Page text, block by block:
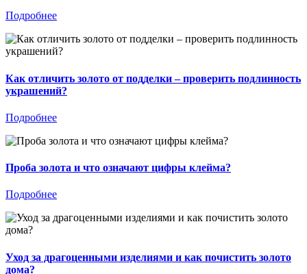
Подробнее
Как отличить золото от подделки – проверить подлинность
украшений?
Подробнее
Проба золота и что означают цифры клейма?
Подробнее
Уход за драгоценными изделиями и как почистить золото
дома?